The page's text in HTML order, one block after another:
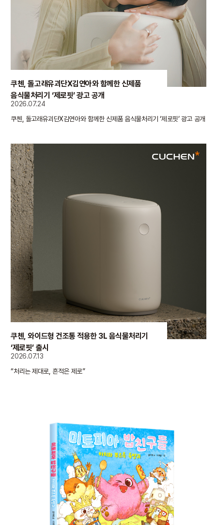
쿠첸, 돌고래유괴단X김연아와 함께한 신제품
음식물처리기 ‘제로핏’ 광고 공개
2026.07.24
쿠첸, 돌고래유괴단X김연아와 함께한 신제품 음식물처리기 ‘제로핏’ 광고 공개
쿠첸, 와이드형 건조통 적용한 3L 음식물처리기
‘제로핏’ 출시
2026.07.13
“처리는 제대로, 흔적은 제로”